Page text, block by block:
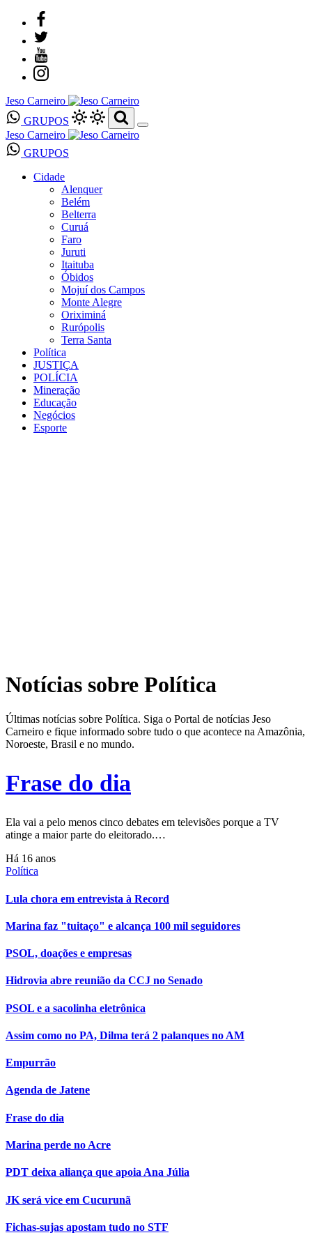
Jeso Carneiro
GRUPOS
Jeso Carneiro
GRUPOS
Cidade
Alenquer
Belém
Belterra
Curuá
Faro
Juruti
Itaituba
Óbidos
Mojuí dos Campos
Monte Alegre
Oriximiná
Rurópolis
Terra Santa
Política
JUSTIÇA
POLÍCIA
Mineração
Educação
Negócios
Esporte
Notícias sobre Política
Últimas notícias sobre Política. Siga o Portal de notícias Jeso
Carneiro e fique informado sobre tudo o que acontece na Amazônia,
Noroeste, Brasil e no mundo.
Frase do dia
Ela vai a pelo menos cinco debates em televisões porque a TV
atinge a maior parte do eleitorado.…
Há 16 anos
Política
Lula chora em entrevista à Record
Marina faz "tuitaço" e alcança 100 mil seguidores
PSOL, doações e empresas
Hidrovia abre reunião da CCJ no Senado
PSOL e a sacolinha eletrônica
Assim como no PA, Dilma terá 2 palanques no AM
Empurrão
Agenda de Jatene
Frase do dia
Marina perde no Acre
PDT deixa aliança que apoia Ana Júlia
JK será vice em Cucurunã
Fichas-sujas apostam tudo no STF